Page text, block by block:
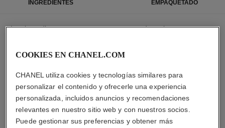
INGREDIENTES EMPAQUETADO
Los ingredientes que componen este producto han
Los elementos que componen este envase han
sido diseñados minuciosamente.
COOKIES EN CHANEL.COM
CHANEL utiliza cookies y tecnologías similares para
personalizar el contenido y ofrecerle una experiencia
personalizada, incluidos anuncios y recomendaciones
relevantes en nuestro sitio web y con nuestros socios.
Puede gestionar sus preferencias y obtener más